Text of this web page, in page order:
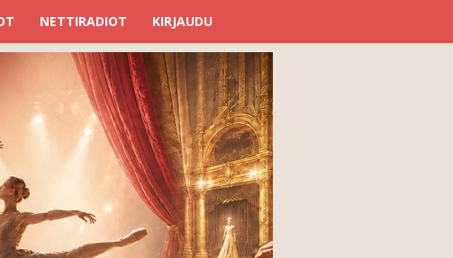
NETTIRADIOT KIRJAUDU